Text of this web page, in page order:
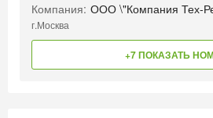
Компания: ООО \"Компания Тех-
г.Москва
+7 ПОКАЗАТЬ